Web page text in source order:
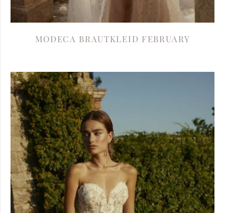
MODECA BRAUTKLEID FEBRUARY